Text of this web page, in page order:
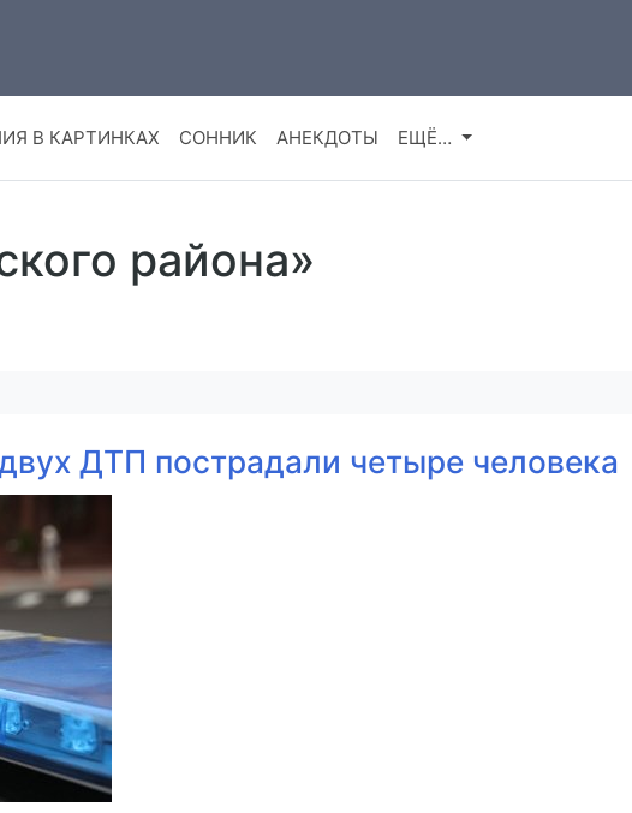
В КАРТИНКАХ СОННИК АНЕКДОТЫ ЕЩЁ…
района»
ДТП пострадали четыре человека